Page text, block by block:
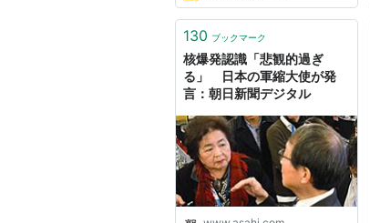
130 ブックマーク
核爆発認識「悲観的過ぎ
る」 日本の軍縮大使が発
言：朝日新聞デジタル